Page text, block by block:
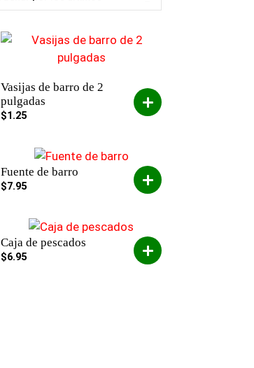
Vasijas de barro de 2
pulgadas
$1.25
Fuente de barro
$7.95
Caja de pescados
$6.95